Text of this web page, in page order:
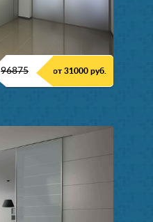
96875 от 31000 руб.